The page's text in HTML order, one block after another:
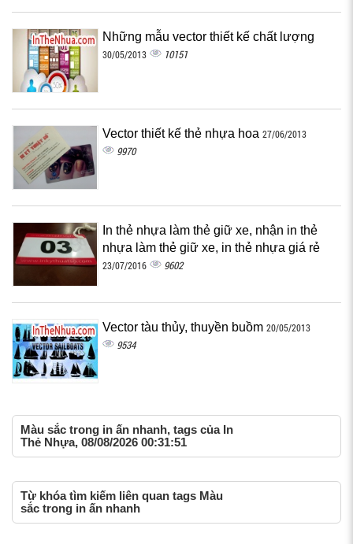
Những mẫu vector thiết kế chất lượng
30/05/2013 10151
Vector thiết kế thẻ nhựa hoa 27/06/2013
9970
In thẻ nhựa làm thẻ giữ xe, nhận in thẻ
nhựa làm thẻ giữ xe, in thẻ nhựa giá rẻ
23/07/2016 9602
Vector tàu thủy, thuyền buồm 20/05/2013
9534
Màu sắc trong in ấn nhanh, tags của In
Thẻ Nhựa, 08/08/2026 00:31:51
Từ khóa tìm kiếm liên quan tags Màu
sắc trong in ấn nhanh